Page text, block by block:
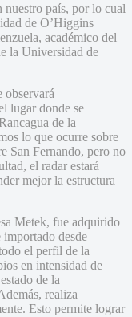
nuestro país, por lo cual
de O’Higgins
académico del
la Universidad de
observará
lugar donde se
de la
lo que ocurre sobre
San Fernando, pero no
el radar estará
mejor la estructura
Metek, fue adquirido
desde
el perfil de la
en intensidad de
de la
realiza
Esto permite lograr